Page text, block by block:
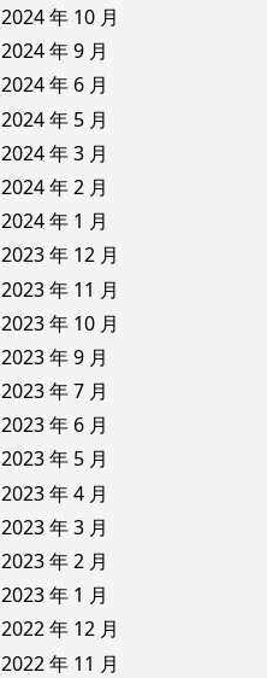
2024 年 10 月
2024 年 9 月
2024 年 6 月
2024 年 5 月
2024 年 3 月
2024 年 2 月
2024 年 1 月
2023 年 12 月
2023 年 11 月
2023 年 10 月
2023 年 9 月
2023 年 7 月
2023 年 6 月
2023 年 5 月
2023 年 4 月
2023 年 3 月
2023 年 2 月
2023 年 1 月
2022 年 12 月
2022 年 11 月